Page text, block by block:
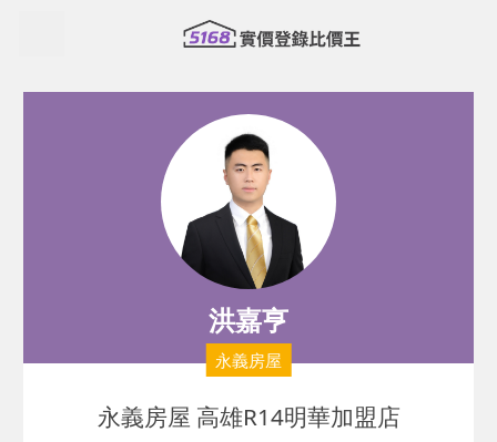
永義房屋
洪嘉亨
永義房屋 高雄R14明華加盟店